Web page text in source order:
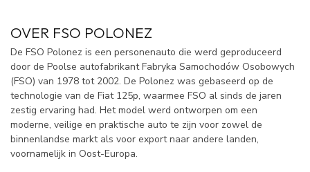
OVER FSO POLONEZ
De FSO Polonez is een personenauto die werd geproduceerd
door de Poolse autofabrikant Fabryka Samochodów Osobowych
(FSO) van 1978 tot 2002. De Polonez was gebaseerd op de
technologie van de Fiat 125p, waarmee FSO al sinds de jaren
zestig ervaring had. Het model werd ontworpen om een
moderne, veilige en praktische auto te zijn voor zowel de
binnenlandse markt als voor export naar andere landen,
voornamelijk in Oost-Europa.